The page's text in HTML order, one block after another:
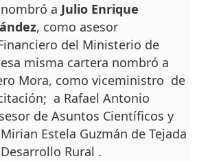
a Julio Enrique
, como asesor
del Ministerio de
misma cartera nombró a
Mora, como viceministro de
a Rafael Antonio
de Asuntos Científicos y
Estela Guzmán de Tejada
Rural .